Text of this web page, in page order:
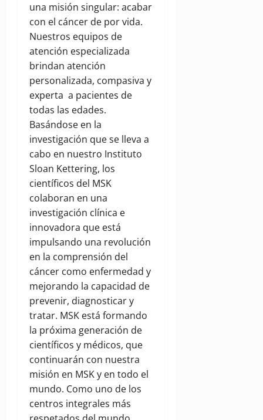
una misión singular: acabar
con el cáncer de por vida.
Nuestros equipos de
atención especializada
brindan atención
personalizada, compasiva y
experta a pacientes de
todas las edades.
Basándose en la
investigación que se lleva a
cabo en nuestro Instituto
Sloan Kettering, los
científicos del MSK
colaboran en una
investigación clínica e
innovadora que está
impulsando una revolución
en la comprensión del
cáncer como enfermedad y
mejorando la capacidad de
prevenir, diagnosticar y
tratar. MSK está formando
la próxima generación de
científicos y médicos, que
continuarán con nuestra
misión en MSK y en todo el
mundo. Como uno de los
centros integrales más